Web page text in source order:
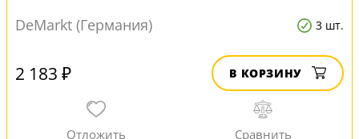
DeMarkt (Германия) 3 шт.
2 183 ₽ В КОРЗИНУ